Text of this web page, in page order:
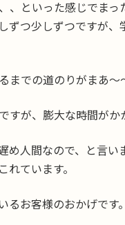
、といった感じでま
ずつ少しずつですが
までの道のりがまあ〜
すが、膨大な時間がか
め人間なので、と言
れています。
るお客様のおかげです。